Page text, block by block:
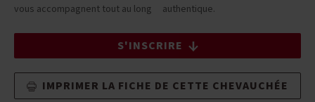
vous accompagnent tout au long
authentique.
S'INSCRIRE
IMPRIMER LA FICHE DE CETTE CHEVAUCHÉE